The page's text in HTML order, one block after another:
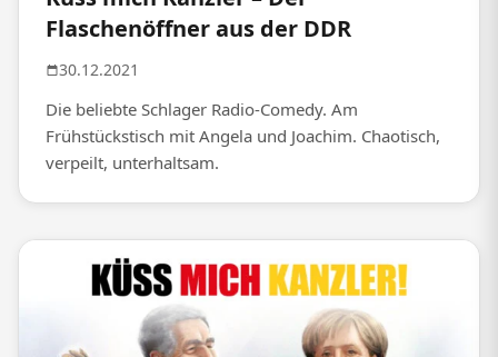
Flaschenöffner aus der DDR
30.12.2021
Die beliebte Schlager Radio-Comedy. Am
Frühstückstisch mit Angela und Joachim. Chaotisch,
verpeilt, unterhaltsam.